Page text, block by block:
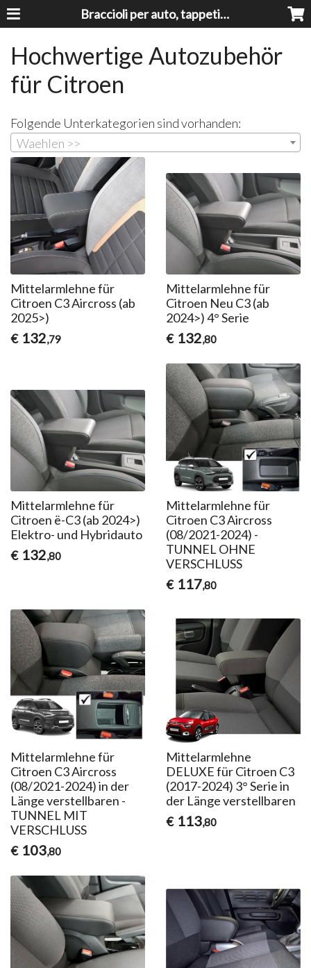
Braccioli per auto, tappeti auto, accessori auto MADE IN ITALY - Armrests, Mittelarmlehnen, Accoundoirs
Hochwertige Autozubehör
für Citroen
Folgende Unterkategorien sind vorhanden:
Waehlen >>
Mittelarmlehne für
Citroen C3 Aircross (ab
2025>)
€ 132,79
Mittelarmlehne für
Citroen Neu C3 (ab
2024>) 4° Serie
€ 132,80
Mittelarmlehne für
Citroen ë-C3 (ab 2024>)
Elektro- und Hybridauto
€ 132,80
Mittelarmlehne für
Citroen C3 Aircross
(08/2021-2024) -
TUNNEL OHNE
VERSCHLUSS
€ 117,80
Mittelarmlehne für
Citroen C3 Aircross
(08/2021-2024) in der
Länge verstellbaren -
TUNNEL MIT
VERSCHLUSS
€ 103,80
Mittelarmlehne
DELUXE für Citroen C3
(2017-2024) 3° Serie in
der Länge verstellbaren
€ 113,80